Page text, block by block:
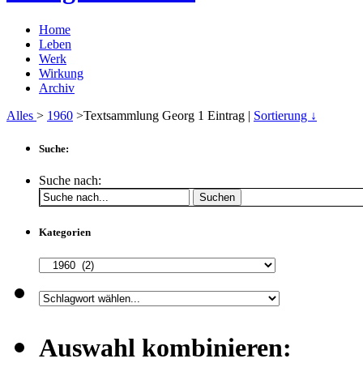
Home
Leben
Werk
Wirkung
Archiv
Alles > 1960 >Textsammlung Georg 1 Eintrag | Sortierung ↓
Suche:
Suche nach:
Suchen
Kategorien
Auswahl kombinieren: